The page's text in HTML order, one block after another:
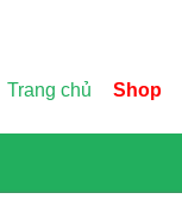
Trang chủ Shop